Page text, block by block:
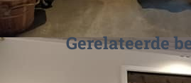
Gerelateerde